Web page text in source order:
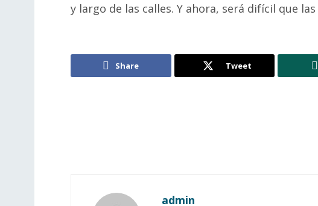
y largo de las calles. Y ahora, será difícil que
Share Tweet
admin